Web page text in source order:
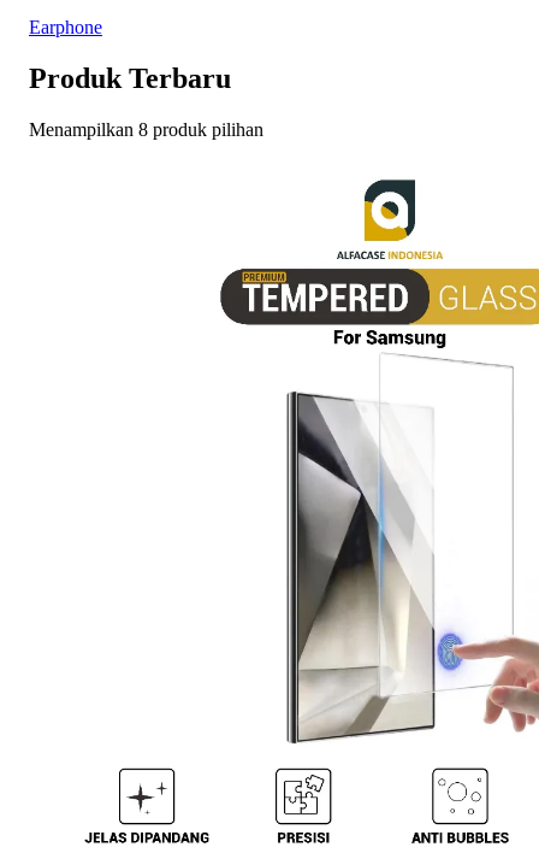
Earphone
Produk Terbaru
Menampilkan 8 produk pilihan